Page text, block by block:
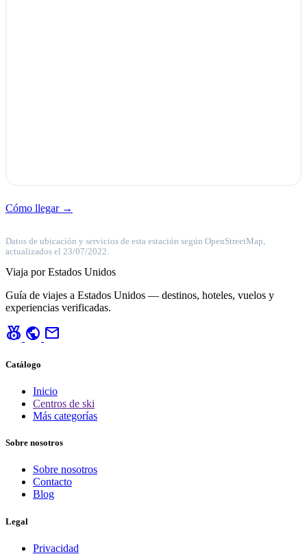
Cómo llegar →
Datos de ubicación y servicios de esta estación según OpenStreetMap,
actualizados el 23/07/2022.
Viaja por Estados Unidos
Guía de viajes a Estados Unidos — destinos, hoteles, vuelos y
experiencias verificadas.
social_leaderboard public mail
Catálogo
Inicio
Centros de ski
Más categorías
Sobre nosotros
Sobre nosotros
Contacto
Blog
Legal
Privacidad